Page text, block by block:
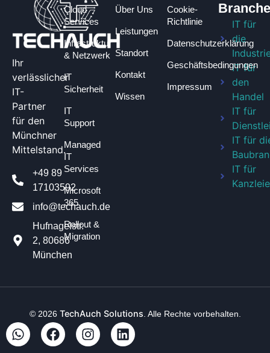
Ihr
verlässlicher
IT-
Partner
für den
Münchner
Mittelstand.
+49 89
17103592
info@techauch.de
Hufnagelstr.
2, 80686
München
Cloud
Services
Infrastruktur
& Netzwerk
IT
Sicherheit
IT
Support
Managed
IT
Services
Microsoft
365
Rollout &
Migration
Über Uns
Leistungen
Standort
Kontakt
Wissen
Cookie-
Richtlinie
Datenschutzerklärung
Geschäftsbedingungen​
Impressum
IT für
die
IT für
den
Handel
IT für
IT für
IT für
© 2026 TechAuch Solutions . Alle Rechte vorbehalten.